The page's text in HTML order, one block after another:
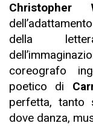
Christopher
della
coreografo
poetico di
perfetta, tanto
dove danza,